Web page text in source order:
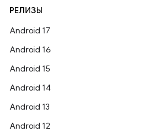
РЕЛИЗЫ
Android 17
Android 16
Android 15
Android 14
Android 13
Android 12